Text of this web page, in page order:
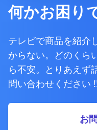
何かお困り
テレビで商品を紹介
からない。どのくら
ら不安。とりあえず
問い合わせください
お